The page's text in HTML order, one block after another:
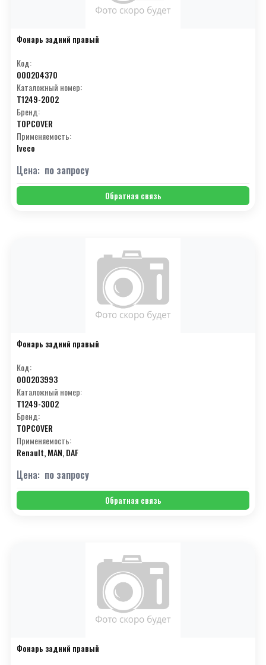
Фонарь задний правый
Код:
000204370
Каталожный номер:
T1249-2002
Бренд:
TOPCOVER
Применяемость:
Iveco
Цена: по запросу
Обратная связь
Фонарь задний правый
Код:
000203993
Каталожный номер:
T1249-3002
Бренд:
TOPCOVER
Применяемость:
Renault, MAN, DAF
Цена: по запросу
Обратная связь
Фонарь задний правый